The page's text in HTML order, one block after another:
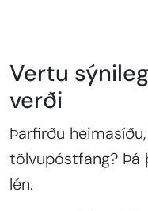
Vertu
verði
Þarfirðu
tölvupóstfang?
lén.